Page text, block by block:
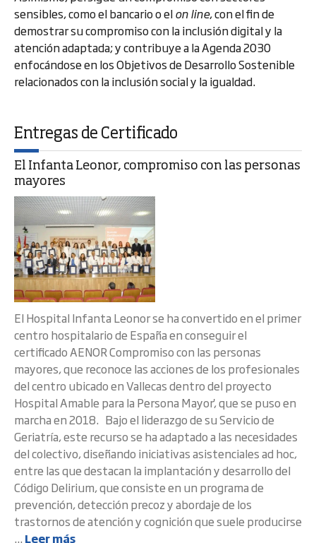
sensibles, como el bancario o elon line, con el fin de
demostrar su compromiso con la inclusión digital y la
atención adaptada; y contribuye a la Agenda 2030
enfocándose en los Objetivos de Desarrollo Sostenible
relacionados con la inclusión social y la igualdad.
Entregas de Certificado
El Infanta Leonor, compromiso con las personas
mayores
El Hospital Infanta Leonor se ha convertido en el primer
centro hospitalario de España en conseguir el
certificado AENOR Compromiso con las personas
mayores, que reconoce las acciones de los profesionales
del centro ubicado en Vallecas dentro del proyecto
Hospital Amable para la Persona Mayor', que se puso en
marcha en 2018. Bajo el liderazgo de su Servicio de
Geriatría, este recurso se ha adaptado a las necesidades
del colectivo, diseñando iniciativas asistenciales ad hoc,
entre las que destacan la implantación y desarrollo del
Código Delirium, que consiste en un programa de
prevención, detección precoz y abordaje de los
trastornos de atención y cognición que suele producirse
... Leer más